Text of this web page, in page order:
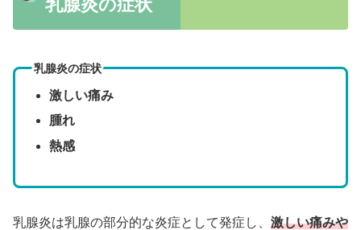
乳腺炎の症状
乳腺炎の症状
激しい痛み
腫れ
熱感
乳腺炎は乳腺の部分的な炎症として発症し、 激しい痛みや